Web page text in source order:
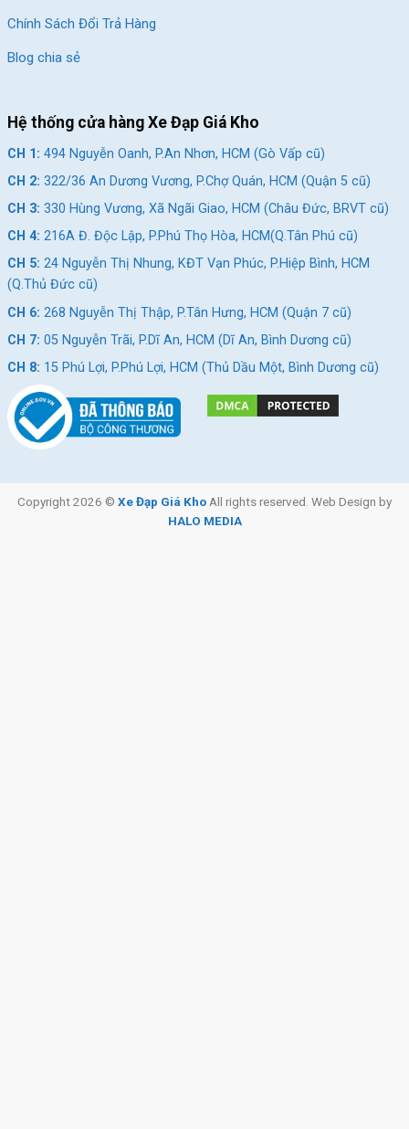
Chính Sách Đổi Trả Hàng
Blog chia sẻ
Hệ thống cửa hàng Xe Đạp Giá Kho
CH 1: 494 Nguyễn Oanh, P.An Nhơn, HCM (Gò Vấp cũ)
CH 2: 322/36 An Dương Vương, P.Chợ Quán, HCM (Quận 5 cũ)
CH 3: 330 Hùng Vương, Xã Ngãi Giao, HCM (Châu Đức, BRVT cũ)
CH 4: 216A Đ. Độc Lập, P.Phú Thọ Hòa, HCM(Q.Tân Phú cũ)
CH 5: 24 Nguyễn Thị Nhung, KĐT Vạn Phúc, P.Hiệp Bình, HCM
(Q.Thủ Đức cũ)
CH 6: 268 Nguyễn Thị Thập, P.Tân Hưng, HCM (Quận 7 cũ)
CH 7: 05 Nguyễn Trãi, P.Dĩ An, HCM (Dĩ An, Bình Dương cũ)
CH 8: 15 Phú Lợi, P.Phú Lợi, HCM (Thủ Dầu Một, Bình Dương cũ)
Copyright 2026 © Xe Đạp Giá KhoAll rights reserved. Web Design by
HALO MEDIA